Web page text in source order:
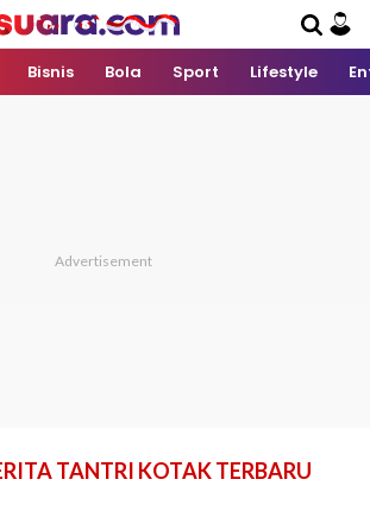
Bisnis Bola Sport Lifestyle
TANTRI KOTAK TERBARU